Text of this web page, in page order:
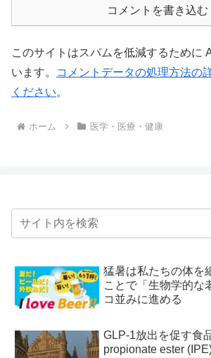
コメントを書き込む
このサイトはスパムを低減するために
います。
コメントデータの処理方法の
ください。
ホーム 医学・医療・健康
猛暑は私たちの体を
ことで「生物学的な
コ並みに進める
GLP-1放出を促す食
propionate ester